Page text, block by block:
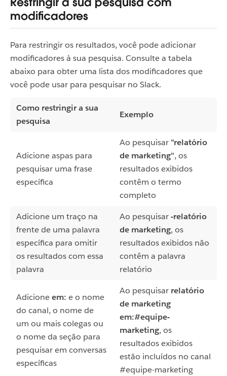
modificadores
Para restringir os resultados, você pode adicionar
modificadores à sua pesquisa. Consulte a tabela
abaixo para obter uma lista dos modificadores que
você pode usar para pesquisar no Slack.
Como restringir a sua
pesquisa
Exemplo
Adicione aspas para
pesquisar uma frase
específica
Ao pesquisar "relatório
de marketing", os
resultados exibidos
contêm o termo
completo
Adicione um traço na
frente de uma palavra
específica para omitir
os resultados com essa
palavra
Ao pesquisar-relatório
de marketing, os
resultados exibidos não
contêm a palavra
relatório
Adicioneem: e o nome
do canal, o nome de
um ou mais colegas ou
o nome da seção para
pesquisar em conversas
específicas
Ao pesquisar relatório
de marketing
em:#equipe-
marketing, os
resultados exibidos
estão incluídos no canal
#equipe-marketing